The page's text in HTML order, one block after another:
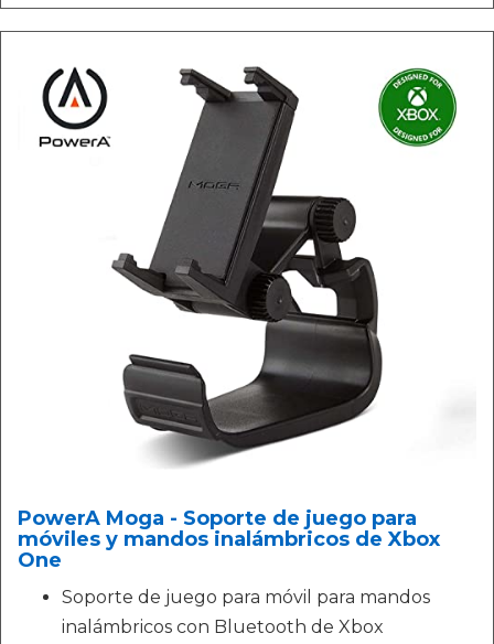
PowerA Moga - Soporte de juego para
móviles y mandos inalámbricos de Xbox
One
Soporte de juego para móvil para mandos
inalámbricos con Bluetooth de Xbox